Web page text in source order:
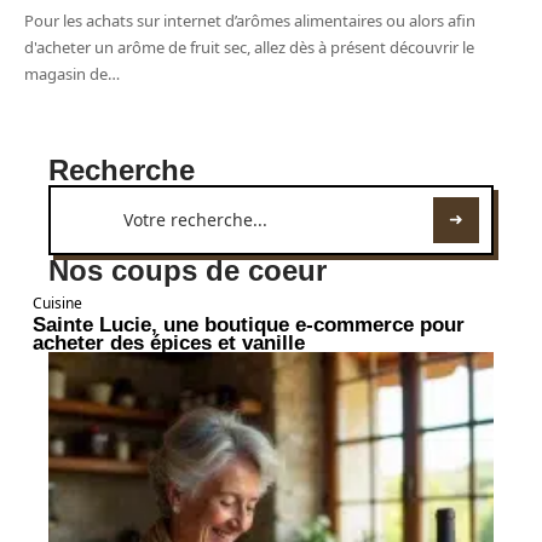
Pour les achats sur internet d’arômes alimentaires ou alors afin
d'acheter un arôme de fruit sec, allez dès à présent découvrir le
magasin de…
Recherche
Nos coups de coeur
Cuisine
Sainte Lucie, une boutique e-commerce pour
acheter des épices et vanille